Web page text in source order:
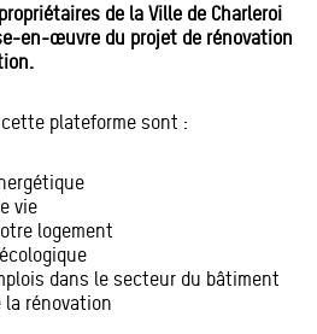
de la Ville de Charleroi
en-œuvre du projet de rénovation
plateforme sont :
vie
logement
dans le secteur du bâtiment
rénovation